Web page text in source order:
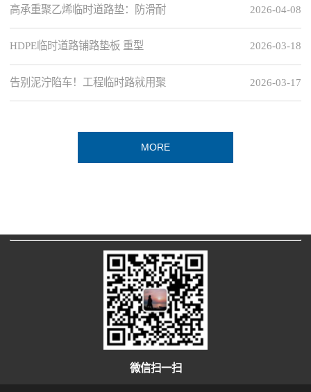
2026-04-08
高承重聚乙烯临时道路垫：防滑耐
2026-03-18
HDPE临时道路铺路垫板 重型
2026-03-17
告别泥泞陷车！工程临时路就用聚
MORE
微信扫一扫